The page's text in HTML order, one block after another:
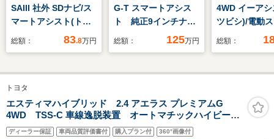
SAIII 社外 SDナビ/ス
マートアシスト(トヨ
タ・ダイハツ)/ヘッド
続/ETC/EBD付ABS/横
滑り防止装置/アイド
リングストップ/フル
セグTV
総額： 83.8万円
G-T スマートアシス
ト 純正9インチナ
ビ バックカメラ
ライドドア クルーズ
ヒーター LEDヘッド
ライト オートライ
ト フォグライト
総額： 125万円
4WD イーア
ツビシ)/電動
ドア/シートヒ
ーフレザー/ヘ
横滑り防止装
ドリングスト
総額：
トヨタ
エスティマハイブリッド 2.4 アエラス プレミアムG
4WD TSS-C 車線逸脱装置 オートマチックハイビー
ム バックモニター 後席モニター パワーバックド
ディーラー保証 車両品質評価書付 購入プラン付 360°画像付